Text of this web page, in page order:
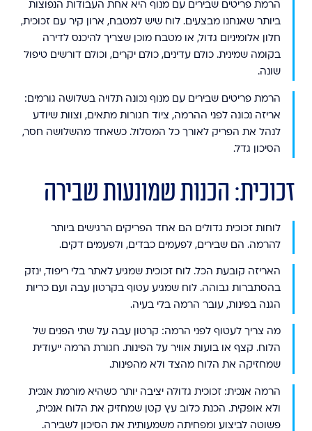
הרמת פריטים שבירים עם מנוף היא אחת העבודות הנפוצות
ביותר שאנחנו מבצעים. לוח שיש למטבח, ארון קיר עם זכוכית,
חלון אלומיניום גדול, או מטבח מוכן שצריך להיכנס לדירה
בקומה שמינית. כולם עדינים, כולם יקרים, וכולם דורשים טיפול
שונה.
הרמת פריטים שבירים עם מנוף נכונה תלויה בשלושה גורמים:
אריזה נכונה לפני ההרמה, ציוד חגורות מתאים, וצוות שיודע
לנהל את הפריק לאורך כל המסלול. כשאחד מהשלושה חסר,
הסיכון גדל.
זכוכית: הכנות שמונעות שבירה
לוחות זכוכית גדולים הם אחד הפריקים הרגישים ביותר
להרמה. הם שבירים, לפעמים כבדים, ולפעמים דקים.
האריזה קובעת הכל. לוח זכוכית שמגיע לאתר בלי ריפוד, ינזק
בהסתברות גבוהה. לוח שמגיע עטוף בקרטון עבה ועם כריות
הגנה בפינות, עובר הרמה בלי בעיה.
מה צריך לעטוף לפני הרמה: קרטון עבה על שתי הפנים של
הלוח. קצף או בועות אוויר על הפינות. חגורת הרמה ייעודית
שמחזיקה את הלוח מהצד ולא מהפינות.
הרמה אנכית: זכוכית גדולה יציבה יותר כשהיא מורמת אנכית
ולא אופקית. הכנת כלוב עץ קטן שמחזיק את הלוח אנכית,
פשוטה לביצוע ומפחיתה משמעותית את הסיכון לשבירה.